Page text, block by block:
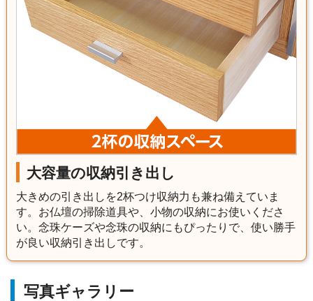
大容量の収納引き出し
大きめの引き出しを2杯つけ収納力も兼ね備えていま
す。お仏壇の掃除道具や、小物の収納にお使いくださ
い。念珠ケーズや念珠の収納にもぴったりで、使い勝手
が良い収納引き出しです。
写真ギャラリー